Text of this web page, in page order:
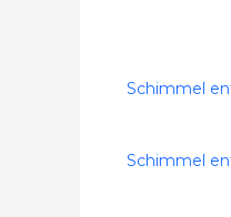
Schimmel
Schimmel